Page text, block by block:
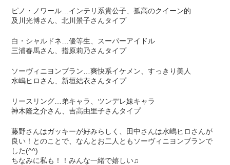
ピノ・ノワール…インテリ系貴公子、孤高のクイーン的
及川光博さん、北川景子さんタイプ
白・シャルドネ…優等生、スーパーアイドル
三浦春馬さん、指原莉乃さんタイプ
ソーヴィニヨンブラン…爽快系イケメン、すっきり美人
水嶋ヒロさん、新垣結衣さんタイプ
リースリング…弟キャラ、ツンデレ妹キャラ
神木隆之介さん、吉高由里子さんタイプ
藤野さんはガッキーが好みらしく、田中さんは水嶋ヒロさんが
良い！とのことで、なんとお二人ともソーヴィニヨンブランで
した(^^)
ちなみに私も！！みんな一緒で嬉しい♫